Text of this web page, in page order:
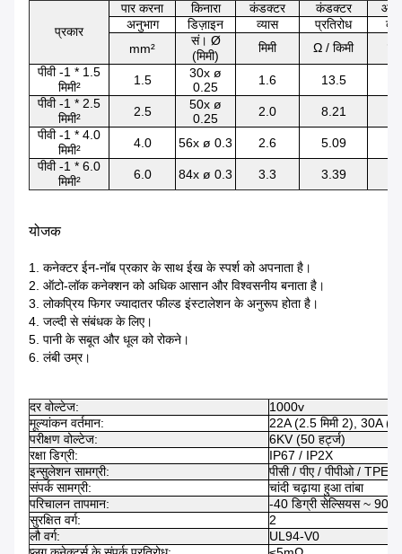
प्रकार
पार करना किनारा कंडक्टर कंडक्टर
अनुभाग
डिज़ाइन व्यास प्रतिरोध
mm²
सं। Ø
(मिमी)
मिमी Ω / किमी
पीवी -1 * 1.5
मिमी²
1.5
30x ø
0.25
1.6 13.5
पीवी -1 * 2.5
मिमी²
2.5
50x ø
0.25
2.0 8.21
पीवी -1 * 4.0
मिमी²
4.0 56x ø 0.3 2.6 5.09
पीवी -1 * 6.0
मिमी²
6.0 84x ø 0.3 3.3 3.39
योजक
1. कनेक्टर ईन-नॉब प्रकार के साथ ईख के स्पर्श को अपनाता है।
2. ऑटो-लॉक कनेक्शन को अधिक आसान और विश्वसनीय बनाता है।
3. लोकप्रिय फिगर ज्यादातर फील्ड इंस्टालेशन के अनुरूप होता है।
4. जल्दी से संबंधक के लिए।
5. पानी के सबूत और धूल को रोकने।
6. लंबी उम्र।
दर वोल्टेज:
1000v
मूल्यांकन वर्तमान:
22A (2.5 मिमी 2), 30A (4
परीक्षण वोल्टेज:
6KV (50 हर्ट्ज)
रक्षा डिग्री:
IP67 / IP2X
इन्सुलेशन सामग्री:
पीसी / पीए / पीपीओ / TPE
संपर्क सामग्री:
चांदी चढ़ाया हुआ तांबा
परिचालन तापमान:
-40 डिग्री सेल्सियस ~ 90
सुरक्षित वर्ग:
2
लौ वर्ग:
UL94-V0